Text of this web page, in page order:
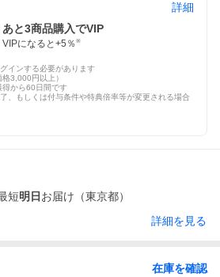
詳細
あと3商品購入でVIP
VIPになると+5 ％ ※
インする必要があります
3,000円以上）
得から60日間です
、もしくは付与条件や特典倍率等が変更される場合
短明日 お届け（東京都）
詳細を見る
在庫を確認